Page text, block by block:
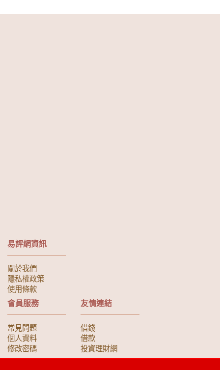
易評網資訊
關於我們
隱私權政策
使用條款
會員服務
常見問題
個人資料
修改密碼
友情連結
借錢
借款
投資理財網